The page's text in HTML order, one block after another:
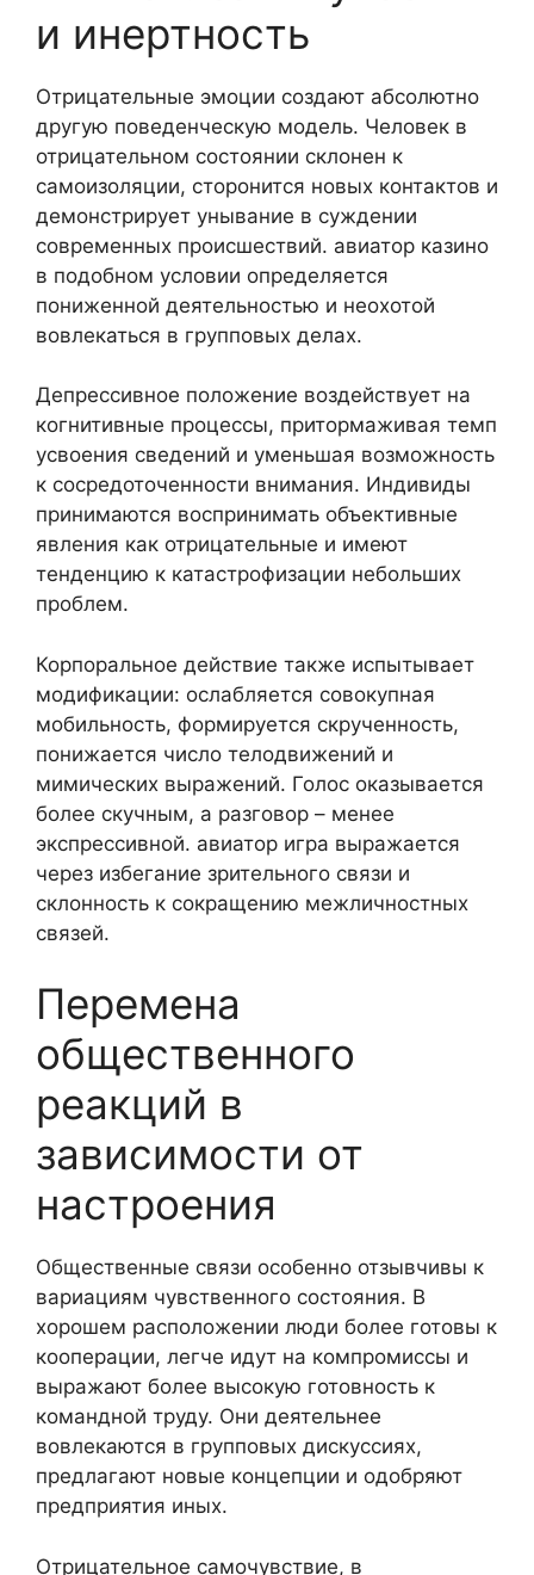
и инертность
Отрицательные эмоции создают абсолютно
другую поведенческую модель. Человек в
отрицательном состоянии склонен к
самоизоляции, сторонится новых контактов и
демонстрирует унывание в суждении
современных происшествий. авиатор казино
в подобном условии определяется
пониженной деятельностью и неохотой
вовлекаться в групповых делах.
Депрессивное положение воздействует на
когнитивные процессы, притормаживая темп
усвоения сведений и уменьшая возможность
к сосредоточенности внимания. Индивиды
принимаются воспринимать объективные
явления как отрицательные и имеют
тенденцию к катастрофизации небольших
проблем.
Корпоральное действие также испытывает
модификации: ослабляется совокупная
мобильность, формируется скрученность,
понижается число телодвижений и
мимических выражений. Голос оказывается
более скучным, а разговор – менее
экспрессивной. авиатор игра выражается
через избегание зрительного связи и
склонность к сокращению межличностных
связей.
Перемена
общественного
реакций в
зависимости от
настроения
Общественные связи особенно отзывчивы к
вариациям чувственного состояния. В
хорошем расположении люди более готовы к
кооперации, легче идут на компромиссы и
выражают более высокую готовность к
командной труду. Они деятельнее
вовлекаются в групповых дискуссиях,
предлагают новые концепции и одобряют
предприятия иных.
Отрицательное самочувствие, в